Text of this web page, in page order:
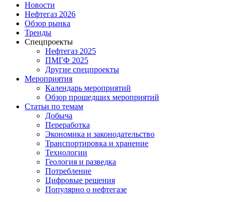
Новости
Нефтегаз 2026
Обзор рынка
Тренды
Спецпроекты
Нефтегаз 2025
ПМГФ 2025
Другие спецпроекты
Мероприятия
Календарь мероприятий
Обзор прошедших мероприятий
Статьи по темам
Добыча
Переработка
Экономика и законодательство
Транспортировка и хранение
Технологии
Геология и разведка
Потребление
Цифровые решения
Популярно о нефтегазе